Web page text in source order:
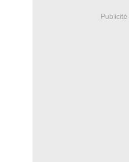
Publicité